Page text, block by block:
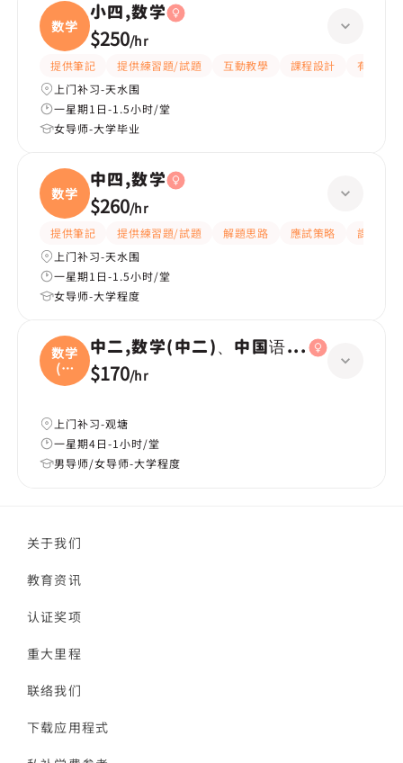
数学
小四,数学
$250/hr
提供筆記 提供練習題/試題 互動教學 課程設計
有耐性
上门补习-天水围
一星期1日-1.5小时/堂
女导师-大学毕业
数学
中四,数学
$260/hr
提供筆記 提供練習題/試題 解題思路 應試策略
課程設計
上门补习-天水围
一星期1日-1.5小时/堂
女导师-大学程度
数学
(中
二
中二,数学(中二)、中国语文(中二)、英
$170/hr
上门补习-观塘
一星期4日-1小时/堂
男导师/女导师-大学程度
关于我们
教育资讯
认证奖项
重大里程
联络我们
下载应用程式